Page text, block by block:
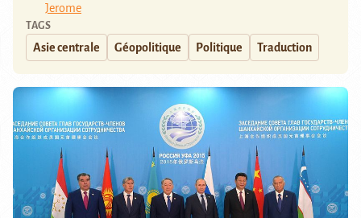
Jerome
TAGS
Asie centrale Géopolitique Politique Traduction